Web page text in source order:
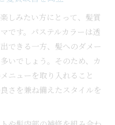
しみたい方にとって、髪質
です。パステルカラーは透
できる一方、髪へのダメー
いでしょう。そのため、カ
ニューを取り入れること
さを兼ね備えたスタイルを